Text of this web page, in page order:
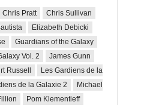
Chris Pratt
Chris Sullivan
Elizabeth Debicki
Guardians of the Galaxy
Vol. 2
James Gunn
Russell
Les Gardiens de la
de la Galaxie 2
Michael
Pom Klementieff